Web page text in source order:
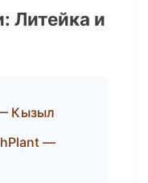
Литейка и
Кызыл
—